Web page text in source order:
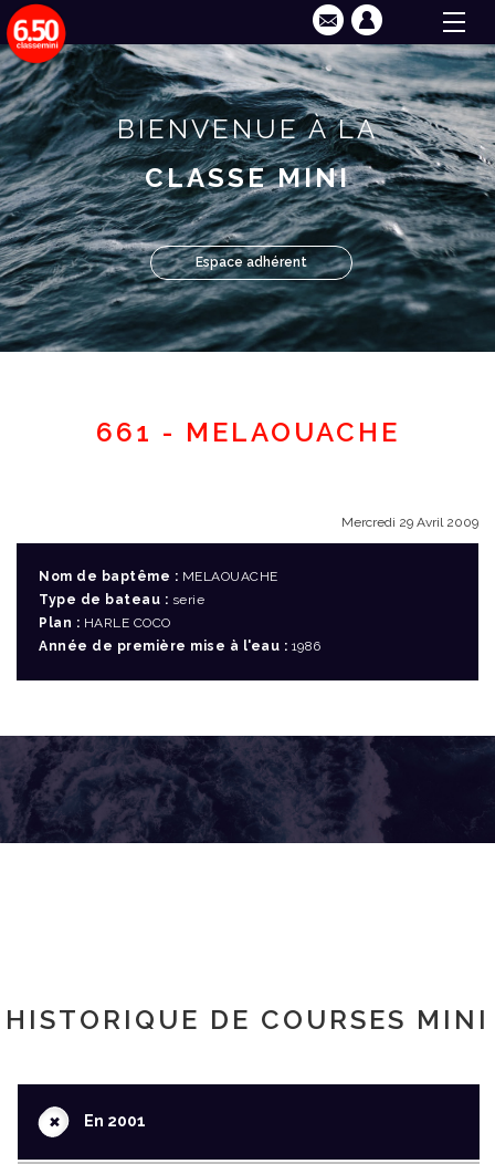
BIENVENUE À LA
CLASSE MINI
Espace adhérent
661 - MELAOUACHE
Mercredi 29 Avril 2009
Nom de baptême : MELAOUACHE
Type de bateau : serie
Plan : HARLE COCO
Année de première mise à l'eau : 1986
HISTORIQUE DE COURSES MINI
+En 2001